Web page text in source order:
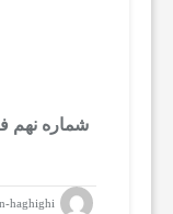
شماره نهم
haghighi